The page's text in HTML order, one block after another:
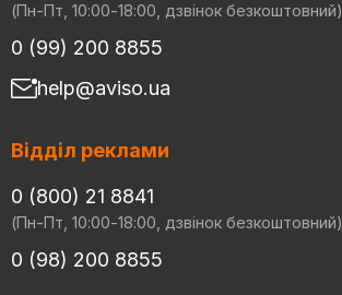
(Пн-Пт, 10:00-18:00, дзвінок безкоштовний)
0 (99) 200 8855
help@aviso.ua
Відділ реклами
0 (800) 21 8841
(Пн-Пт, 10:00-18:00, дзвінок безкоштовний)
0 (98) 200 8855